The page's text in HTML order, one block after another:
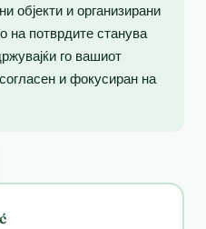
објекти и организирани
на потврдите станува
го вашиот
и фокусиран на